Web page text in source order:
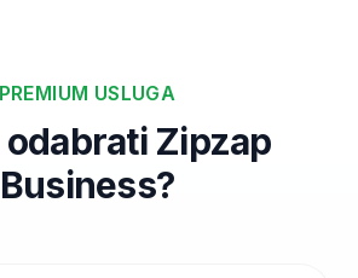
PREMIUM USLUGA
Zipzap
Business?